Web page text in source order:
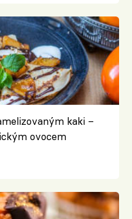
kaki –
ovocem